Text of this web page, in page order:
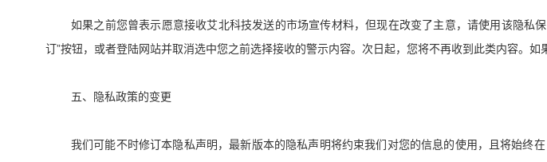
如果之前您曾表示愿意接收艾北科技发送的市场宣传材料，但现在改变了主意，请使用该隐
订 ”按钮，或者登陆网站并取消选中您之前选择接收的警示内容。次日起，您将不再收到此类内容。
五、隐私政策的变更
我们可能不时修订本隐私声明，最新版本的隐私声明将约束我们对您的信息的使用，且将始终在